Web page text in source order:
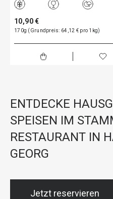
10,90 €
170g (Grundpreis: 64,12 € pro 1kg)
ENTDECKE
SPEISEN IM
RESTAURANT IN
GEORG
Jetzt reservieren